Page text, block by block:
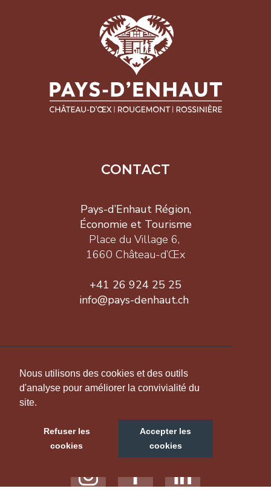
Nous utilisons des cookies et des outils
d'analyse pour améliorer la convivialité du
site.
Refuser les
cookies
Accepter les
cookies
CONTACT
Pays-d’Enhaut Région,
Économie et Tourisme
Place du Village 6,
1660 Château-d’Œx
+41 26 924 25 25
info@pays-denhaut.ch
NOUS SUIVRE